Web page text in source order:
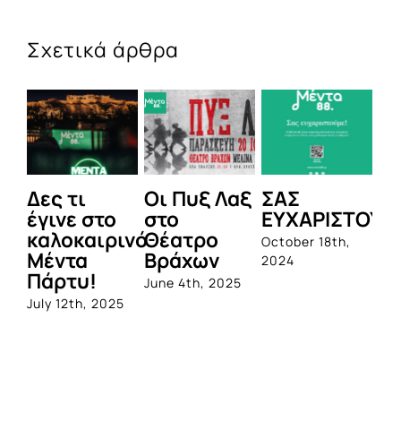
Σχετικά άρθρα
Δες τι
έγινε στο
καλοκαιρινό
Μέντα
Πάρτυ!
July 12th, 2025
Οι Πυξ Λαξ
στο
Θέατρο
Βράχων
June 4th, 2025
ΣΑΣ
October 18th,
2024